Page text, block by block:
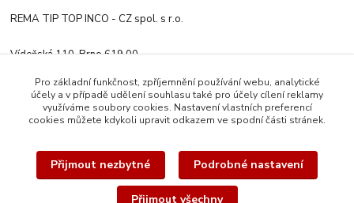
REMA TIP TOP INCO - CZ spol. s r.o.
Vídeňská 110, Brno 619 00
Po-Čt 8:00-16:00 h. Pa 8:00-13:30 h.
rematiptop@rematiptop.cz
Pro základní funkčnost, zpříjemnění používání webu, analytické
účely a v případě udělení souhlasu také pro účely cílení reklamy
využíváme soubory cookies. Nastavení vlastních preferencí
cookies můžete kdykoli upravit odkazem ve spodní části stránek.
Přijmout nezbytné Podrobné nastavení
Přijmout všechny